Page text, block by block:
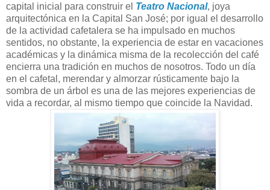
capital inicial para construir el Teatro Nacional, joya
arquitectónica en la Capital San José; por igual el desarrollo
de la actividad cafetalera se ha impulsado en muchos
sentidos, no obstante, la experiencia de estar en vacaciones
académicas y la dinámica misma de la recolección del café
encierra una tradición en muchos de nosotros. Todo un día
en el cafetal, merendar y almorzar rústicamente bajo la
sombra de un árbol es una de las mejores experiencias de
vida a recordar, al mismo tiempo que coincide la Navidad.